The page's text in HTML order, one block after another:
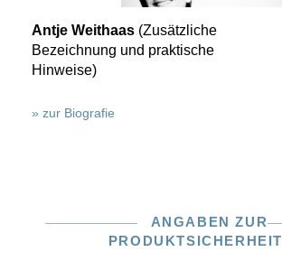
Antje Weithaas (Zusätzliche
Bezeichnung und praktische
Hinweise)
» zur Biografie
ANGABEN ZUR
PRODUKTSICHERHEIT